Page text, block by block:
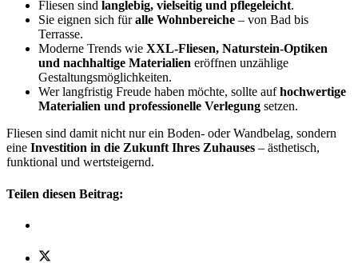
Fliesen sind langlebig, vielseitig und pflegeleicht.
Sie eignen sich füralle Wohnbereiche – von Bad bis
Terrasse.
Moderne Trends wie XXL-Fliesen, Naturstein-Optiken
und nachhaltige Materialien eröffnen unzählige
Gestaltungsmöglichkeiten.
Wer langfristig Freude haben möchte, sollte aufhochwertige
Materialien und professionelle Verlegung setzen.
Fliesen sind damit nicht nur ein Boden- oder Wandbelag, sondern
eine Investition in die Zukunft Ihres Zuhauses – ästhetisch,
funktional und wertsteigernd.
Teilen diesen Beitrag: